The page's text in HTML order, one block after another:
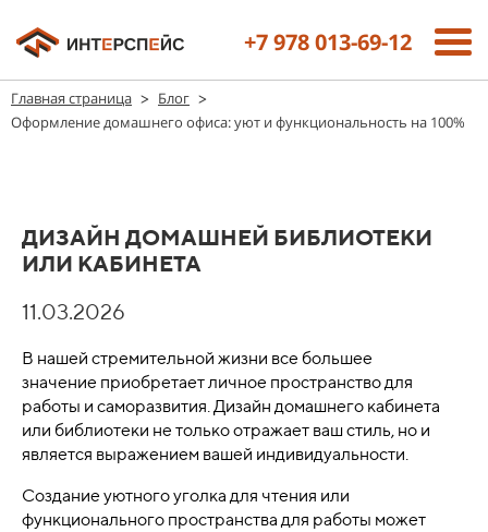
+7 978 013-69-12
Главная страница > Блог >
Оформление домашнего офиса: уют и функциональность на 100%
ДИЗАЙН ДОМАШНЕЙ БИБЛИОТЕКИ
ИЛИ КАБИНЕТА
11.03.2026
В нашей стремительной жизни все большее
значение приобретает личное пространство для
работы и саморазвития. Дизайн домашнего кабинета
или библиотеки не только отражает ваш стиль, но и
является выражением вашей индивидуальности.
Создание уютного уголка для чтения или
функционального пространства для работы может